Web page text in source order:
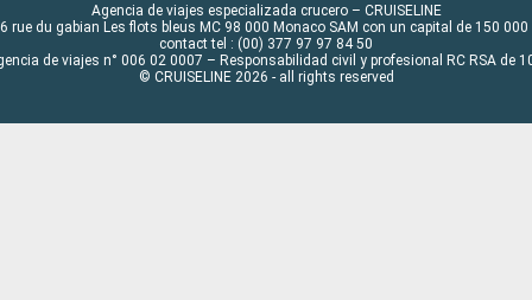
Agencia de viajes especializada crucero – CRUISELINE
rue du gabian Les flots bleus MC 98 000 Monaco SAM con un capital de 150 000
contact tel : (00) 377 97 97 84 50
de viajes n° 006 02 0007 – Responsabilidad civil y profesional RC RSA de
© CRUISELINE 2026 - all rights reserved